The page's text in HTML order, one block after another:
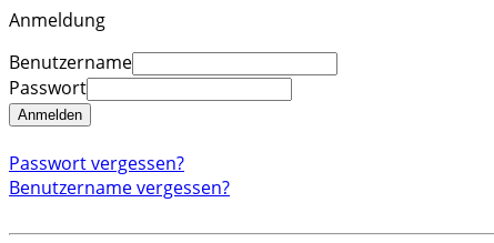
Anmeldung
Benutzername
Passwort
Anmelden
Passwort vergessen?
Benutzername vergessen?